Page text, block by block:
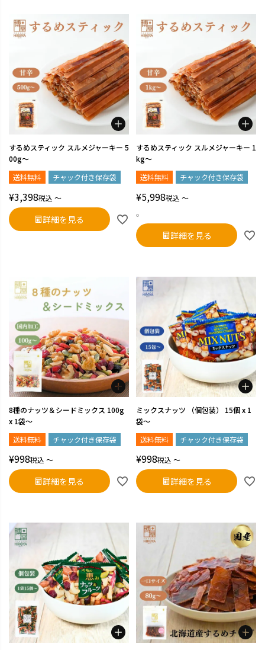
するめスティック スルメジャーキー 5
00g～
送料無料
チャック付き保存袋
¥3,398税込 〜
詳細を見る
するめスティック スルメジャーキー 1
kg～
送料無料
チャック付き保存袋
¥5,998税込 〜
。
詳細を見る
8種のナッツ＆シードミックス 100g
x 1袋～
送料無料
チャック付き保存袋
¥998税込 〜
詳細を見る
ミックスナッツ （個包装） 15個 x 1
袋～
送料無料
チャック付き保存袋
¥998税込 〜
詳細を見る